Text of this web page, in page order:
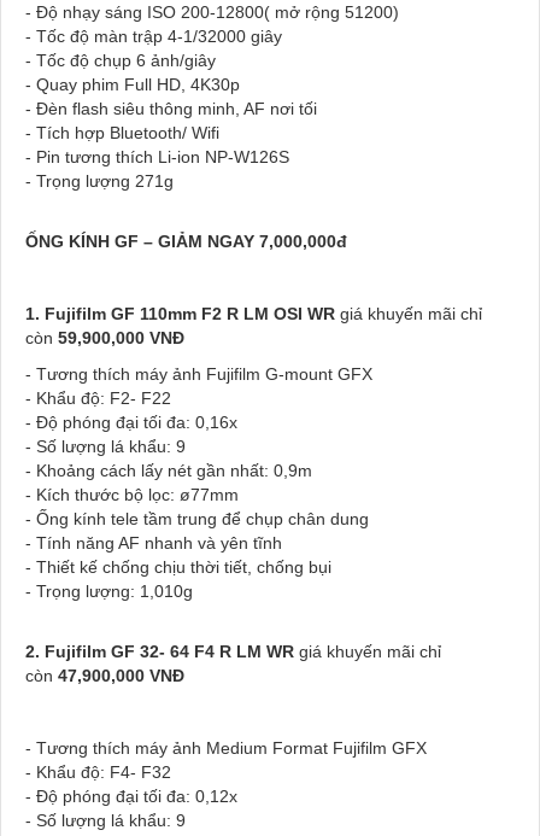
- Độ nhạy sáng ISO 200-12800( mở rộng 51200)
- Tốc độ màn trập 4-1/32000 giây
- Tốc độ chụp 6 ảnh/giây
- Quay phim Full HD, 4K30p
- Đèn flash siêu thông minh, AF nơi tối
- Tích hợp Bluetooth/ Wifi
- Pin tương thích Li-ion NP-W126S
- Trọng lượng 271g
ỐNG KÍNH GF – GIẢM NGAY 7,000,000đ
1. Fujifilm GF 110mm F2 R LM OSI WR giá khuyến mãi chỉ
còn 59,900,000 VNĐ
- Tương thích máy ảnh Fujifilm G-mount GFX
- Khẩu độ: F2- F22
- Độ phóng đại tối đa: 0,16x
- Số lượng lá khẩu: 9
- Khoảng cách lấy nét gần nhất: 0,9m
- Kích thước bộ lọc: ø77mm
- Ống kính tele tầm trung để chụp chân dung
- Tính năng AF nhanh và yên tĩnh
- Thiết kế chống chịu thời tiết, chống bụi
- Trọng lượng: 1,010g
2. Fujifilm GF 32- 64 F4 R LM WR giá khuyến mãi chỉ
còn 47,900,000 VNĐ
- Tương thích máy ảnh Medium Format Fujifilm GFX
- Khẩu độ: F4- F32
- Độ phóng đại tối đa: 0,12x
- Số lượng lá khẩu: 9